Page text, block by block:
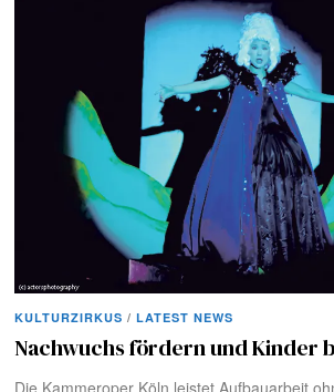
KULTURZIRKUS / LATEST NEWS
Nachwuchs fördern und Kinder